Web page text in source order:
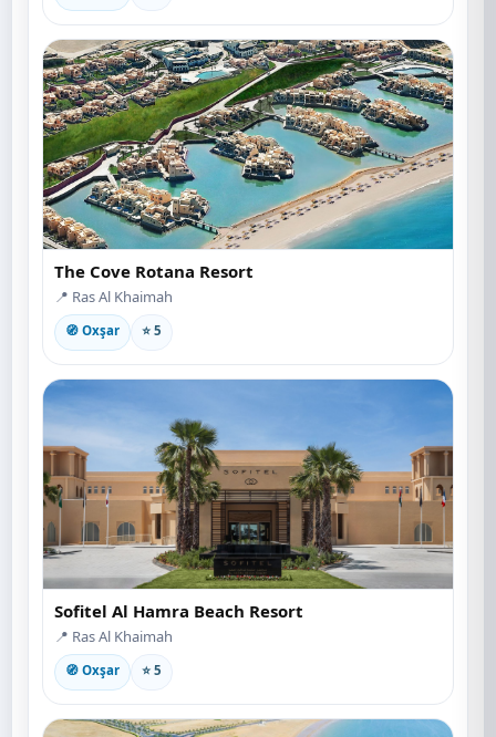
The Cove Rotana Resort
📍 Ras Al Khaimah
🧭 Oxşar ⭐ 5
Sofitel Al Hamra Beach Resort
📍 Ras Al Khaimah
🧭 Oxşar ⭐ 5